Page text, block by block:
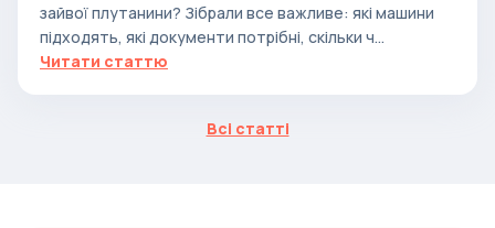
зайвої плутанини? Зібрали все важливе: які машини
підходять, які документи потрібні, скільки ч...
Читати статтю
Всі статті